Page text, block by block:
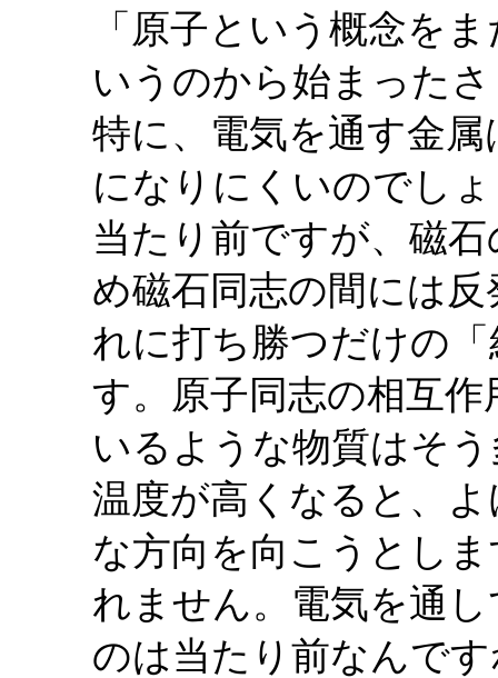
「原子という概念を
いうのから始まった
特に、電気を通す金
になりにくいのでし
当たり前ですが、磁
め磁石同志の間には
れに打ち勝つだけの
す。原子同志の相互
いるような物質はそ
温度が高くなると、
な方向を向こうとし
れません。電気を通
のは当たり前なんで